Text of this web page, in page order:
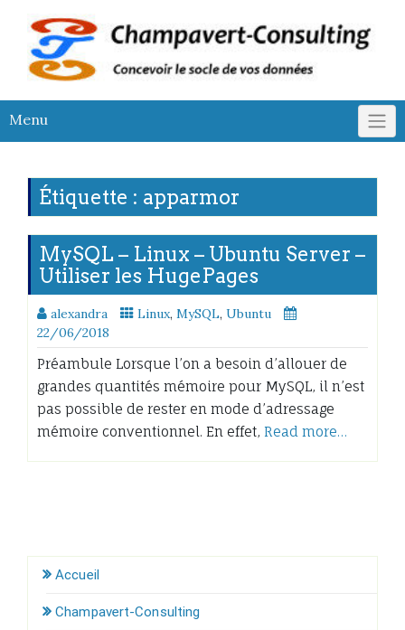
content
Menu
Étiquette : apparmor
MySQL – Linux – Ubuntu Server –
Utiliser les HugePages
alexandra Linux, MySQL, Ubuntu
22/06/2018
Préambule Lorsque l’on a besoin d’allouer de
grandes quantités mémoire pour MySQL, il n’est
pas possible de rester en mode d’adressage
mémoire conventionnel. En effet, Read more…
Accueil
Champavert-Consulting